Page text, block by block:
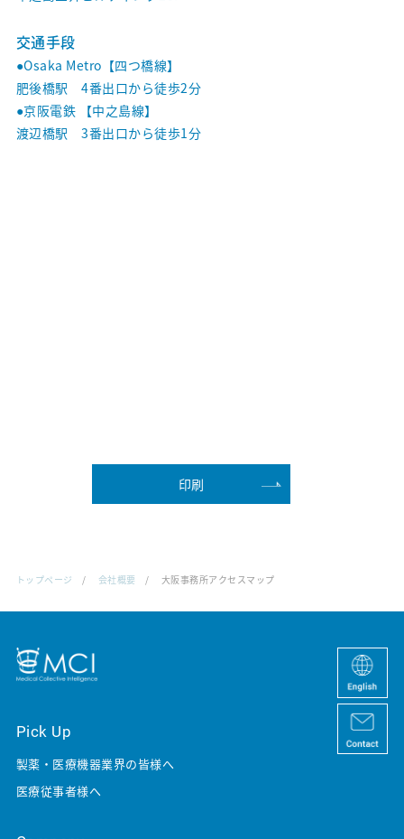
交通手段
●Osaka Metro【四つ橋線】
肥後橋駅 4番出口から徒歩2分
●京阪電鉄 【中之島線】
渡辺橋駅 3番出口から徒歩1分
印刷
トップページ 会社概要 大阪事務所アクセスマップ
Pick Up
製薬・医療機器業界の皆様へ
医療従事者様へ
Services
私たちのサービスの特徴について
新卒採用情報
News&Topics
ニュース&トピックス